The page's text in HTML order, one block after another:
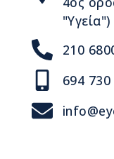
"Υγεία")
210
694 730